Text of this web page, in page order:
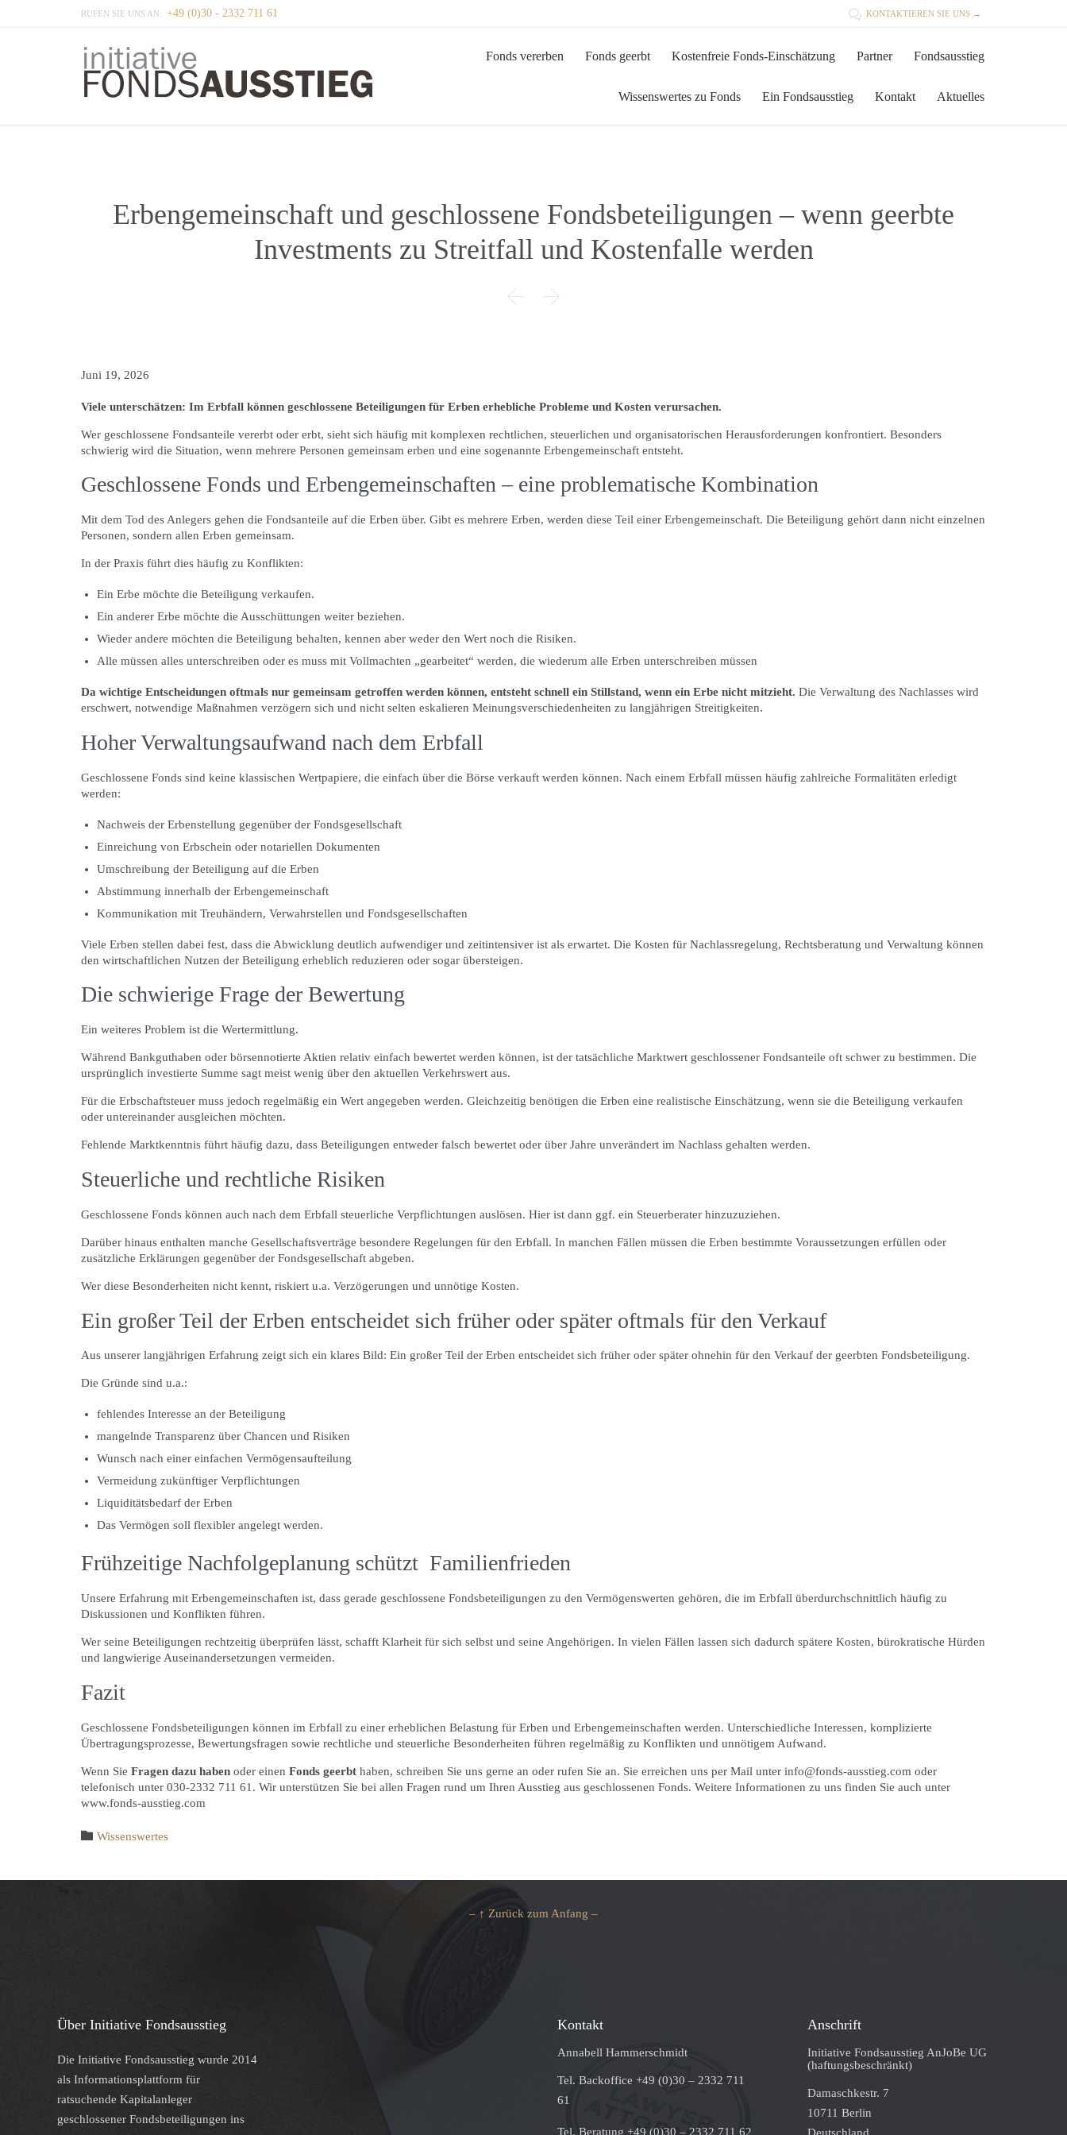
RUFEN SIE UNS AN: +49 (0)30 - 2332 711 61  KONTAKTIEREN SIE UNS →
Fonds vererben Fonds geerbt Kostenfreie Fonds-Einschätzung Partner Fondsausstieg
Wissenswertes zu Fonds Ein Fondsausstieg Kontakt Aktuelles
Erbengemeinschaft und geschlossene Fondsbeteiligungen – wenn geerbte
Investments zu Streitfall und Kostenfalle werden
 
Juni 19, 2026
Viele unterschätzen: Im Erbfall können geschlossene Beteiligungen für Erben erhebliche Probleme und Kosten verursachen.
Wer geschlossene Fondsanteile vererbt oder erbt, sieht sich häufig mit komplexen rechtlichen, steuerlichen und organisatorischen Herausforderungen konfrontiert. Besonders
schwierig wird die Situation, wenn mehrere Personen gemeinsam erben und eine sogenannte Erbengemeinschaft entsteht.
Geschlossene Fonds und Erbengemeinschaften – eine problematische Kombination
Mit dem Tod des Anlegers gehen die Fondsanteile auf die Erben über. Gibt es mehrere Erben, werden diese Teil einer Erbengemeinschaft. Die Beteiligung gehört dann nicht einzelnen
Personen, sondern allen Erben gemeinsam.
In der Praxis führt dies häufig zu Konflikten:
Ein Erbe möchte die Beteiligung verkaufen.
Ein anderer Erbe möchte die Ausschüttungen weiter beziehen.
Wieder andere möchten die Beteiligung behalten, kennen aber weder den Wert noch die Risiken.
Alle müssen alles unterschreiben oder es muss mit Vollmachten „gearbeitet“ werden, die wiederum alle Erben unterschreiben müssen
Da wichtige Entscheidungen oftmals nur gemeinsam getroffen werden können, entsteht schnell ein Stillstand, wenn ein Erbe nicht mitzieht. Die Verwaltung des Nachlasses wird
erschwert, notwendige Maßnahmen verzögern sich und nicht selten eskalieren Meinungsverschiedenheiten zu langjährigen Streitigkeiten.
Hoher Verwaltungsaufwand nach dem Erbfall
Geschlossene Fonds sind keine klassischen Wertpapiere, die einfach über die Börse verkauft werden können. Nach einem Erbfall müssen häufig zahlreiche Formalitäten erledigt
werden:
Nachweis der Erbenstellung gegenüber der Fondsgesellschaft
Einreichung von Erbschein oder notariellen Dokumenten
Umschreibung der Beteiligung auf die Erben
Abstimmung innerhalb der Erbengemeinschaft
Kommunikation mit Treuhändern, Verwahrstellen und Fondsgesellschaften
Viele Erben stellen dabei fest, dass die Abwicklung deutlich aufwendiger und zeitintensiver ist als erwartet. Die Kosten für Nachlassregelung, Rechtsberatung und Verwaltung können
den wirtschaftlichen Nutzen der Beteiligung erheblich reduzieren oder sogar übersteigen.
Die schwierige Frage der Bewertung
Ein weiteres Problem ist die Wertermittlung.
Während Bankguthaben oder börsennotierte Aktien relativ einfach bewertet werden können, ist der tatsächliche Marktwert geschlossener Fondsanteile oft schwer zu bestimmen. Die
ursprünglich investierte Summe sagt meist wenig über den aktuellen Verkehrswert aus.
Für die Erbschaftsteuer muss jedoch regelmäßig ein Wert angegeben werden. Gleichzeitig benötigen die Erben eine realistische Einschätzung, wenn sie die Beteiligung verkaufen
oder untereinander ausgleichen möchten.
Fehlende Marktkenntnis führt häufig dazu, dass Beteiligungen entweder falsch bewertet oder über Jahre unverändert im Nachlass gehalten werden.
Steuerliche und rechtliche Risiken
Geschlossene Fonds können auch nach dem Erbfall steuerliche Verpflichtungen auslösen. Hier ist dann ggf. ein Steuerberater hinzuzuziehen.
Darüber hinaus enthalten manche Gesellschaftsverträge besondere Regelungen für den Erbfall. In manchen Fällen müssen die Erben bestimmte Voraussetzungen erfüllen oder
zusätzliche Erklärungen gegenüber der Fondsgesellschaft abgeben.
Wer diese Besonderheiten nicht kennt, riskiert u.a. Verzögerungen und unnötige Kosten.
Ein großer Teil der Erben entscheidet sich früher oder später oftmals für den Verkauf
Aus unserer langjährigen Erfahrung zeigt sich ein klares Bild: Ein großer Teil der Erben entscheidet sich früher oder später ohnehin für den Verkauf der geerbten Fondsbeteiligung.
Die Gründe sind u.a.:
fehlendes Interesse an der Beteiligung
mangelnde Transparenz über Chancen und Risiken
Wunsch nach einer einfachen Vermögensaufteilung
Vermeidung zukünftiger Verpflichtungen
Liquiditätsbedarf der Erben
Das Vermögen soll flexibler angelegt werden.
Frühzeitige Nachfolgeplanung schützt Familienfrieden
Unsere Erfahrung mit Erbengemeinschaften ist, dass gerade geschlossene Fondsbeteiligungen zu den Vermögenswerten gehören, die im Erbfall überdurchschnittlich häufig zu
Diskussionen und Konflikten führen.
Wer seine Beteiligungen rechtzeitig überprüfen lässt, schafft Klarheit für sich selbst und seine Angehörigen. In vielen Fällen lassen sich dadurch spätere Kosten, bürokratische Hürden
und langwierige Auseinandersetzungen vermeiden.
Fazit
Geschlossene Fondsbeteiligungen können im Erbfall zu einer erheblichen Belastung für Erben und Erbengemeinschaften werden. Unterschiedliche Interessen, komplizierte
Übertragungsprozesse, Bewertungsfragen sowie rechtliche und steuerliche Besonderheiten führen regelmäßig zu Konflikten und unnötigem Aufwand.
Wenn Sie Fragen dazu haben oder einen Fonds geerbt haben, schreiben Sie uns gerne an oder rufen Sie an. Sie erreichen uns per Mail unter info@fonds-ausstieg.com oder
telefonisch unter 030-2332 711 61. Wir unterstützen Sie bei allen Fragen rund um Ihren Ausstieg aus geschlossenen Fonds. Weitere Informationen zu uns finden Sie auch unter
www.fonds-ausstieg.com
 Category
Wissenswertes
– ↑ Zurück zum Anfang –
Über Initiative Fondsausstieg
Die Initiative Fondsausstieg wurde 2014
als Informationsplattform für
ratsuchende Kapitalanleger
geschlossener Fondsbeteiligungen ins
Kontakt
Annabell Hammerschmidt
Tel. Backoffice +49 (0)30 – 2332 711
61
Tel. Beratung +49 (0)30 – 2332 711 62
Anschrift
Initiative Fondsausstieg AnJoBe UG
(haftungsbeschränkt)
Damaschkestr. 7
10711 Berlin
Deutschland